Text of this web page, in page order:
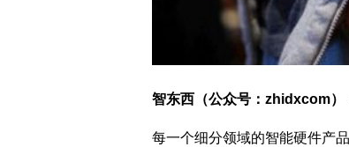
智东西（公众号：zhidxcom
每一个细分领域的智能硬件产